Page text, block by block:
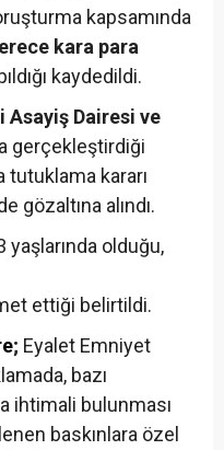
kapsamında
kara para
kaydedildi.
Asayiş Dairesi ve
gerçekleştirdiği
tutuklama kararı
gözaltına alındı.
olduğu,
ettiği belirtildi.
; Eyalet Emniyet
bazı
ihtimali bulunması
baskınlara özel